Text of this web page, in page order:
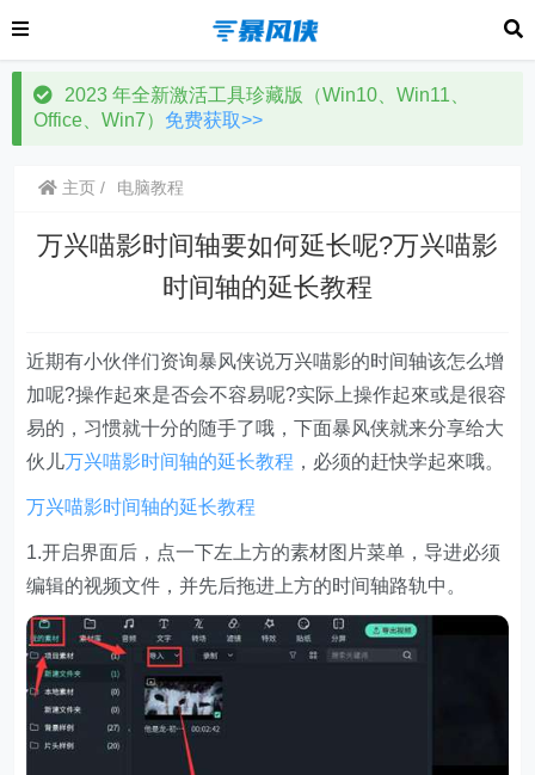
2023 年全新激活工具珍藏版（Win10、Win11、
Office、Win7） 免费获取>>
主页 电脑教程
万兴喵影时间轴要如何延长呢?万兴喵影
时间轴的延长教程
近期有小伙伴们资询暴风侠说万兴喵影的时间轴该怎么增
加呢?操作起來是否会不容易呢?实际上操作起來或是很容
易的，习惯就十分的随手了哦，下面暴风侠就来分享给大
伙儿万兴喵影时间轴的延长教程 ，必须的赶快学起來哦。
万兴喵影时间轴的延长教程
1.开启界面后，点一下左上方的素材图片菜单，导进必须
编辑的视频文件，并先后拖进上方的时间轴路轨中。